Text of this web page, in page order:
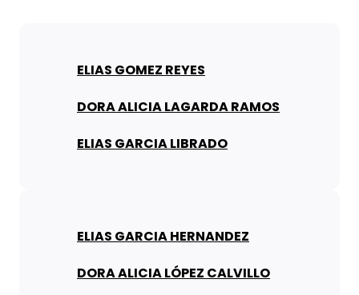
ELIAS GOMEZ REYES
DORA ALICIA LAGARDA RAMOS
ELIAS GARCIA LIBRADO
ELIAS GARCIA HERNANDEZ
DORA ALICIA LÓPEZ CALVILLO